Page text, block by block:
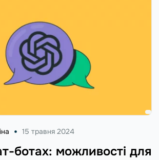
ботах: можливості для
15 травня 2024